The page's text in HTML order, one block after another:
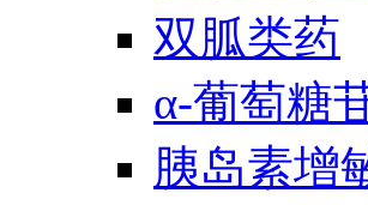
双胍类药
α-葡萄糖
胰岛素增